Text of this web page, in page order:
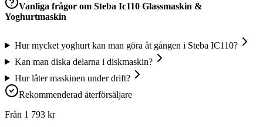
Vanliga frågor om Steba Ic110 Glassmaskin &
Yoghurtmaskin
Hur mycket yoghurt kan man göra åt gången i Steba IC110?
Kan man diska delarna i diskmaskin?
Hur låter maskinen under drift?
Rekommenderad återförsäljare
Från 1 793 kr